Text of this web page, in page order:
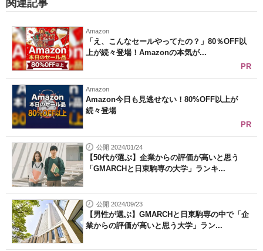
関連記事
Amazon
「え、こんなセールやってたの？」80％OFF以
上が続々登場！Amazonの本気が...
PR
Amazon
Amazon今日も見逃せない！80%OFF以上が
続々登場
PR
公開 2024/01/24
【50代が選ぶ】企業からの評価が高いと思う
「GMARCHと日東駒専の大学」ランキ...
公開 2024/09/23
【男性が選ぶ】GMARCHと日東駒専の中で「企
業からの評価が高いと思う大学」ラン...